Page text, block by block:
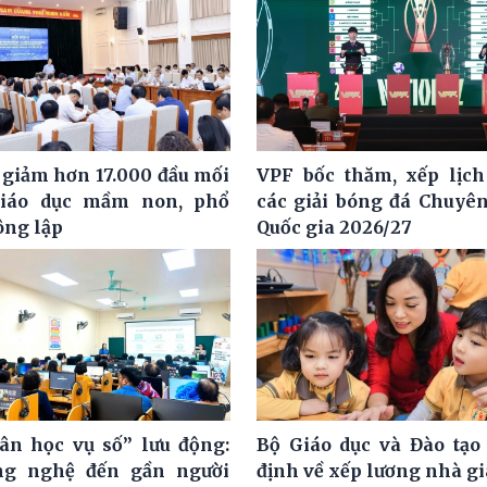
hơn 17.000 đầu mối
dục mầm non, phổ
lập
VPF bốc thăm, xếp
các giải bóng đá
Quốc gia 2026/27
học vụ số” lưu động:
nghệ đến gần người
Bộ Giáo dục và Đào tạo
định về xếp lương nhà